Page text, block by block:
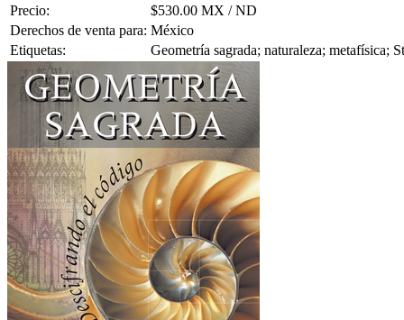
Precio:
$530.00 MX / ND
Derechos de venta para: México
Etiquetas:
Geometría sagrada; naturaleza; metafísica;